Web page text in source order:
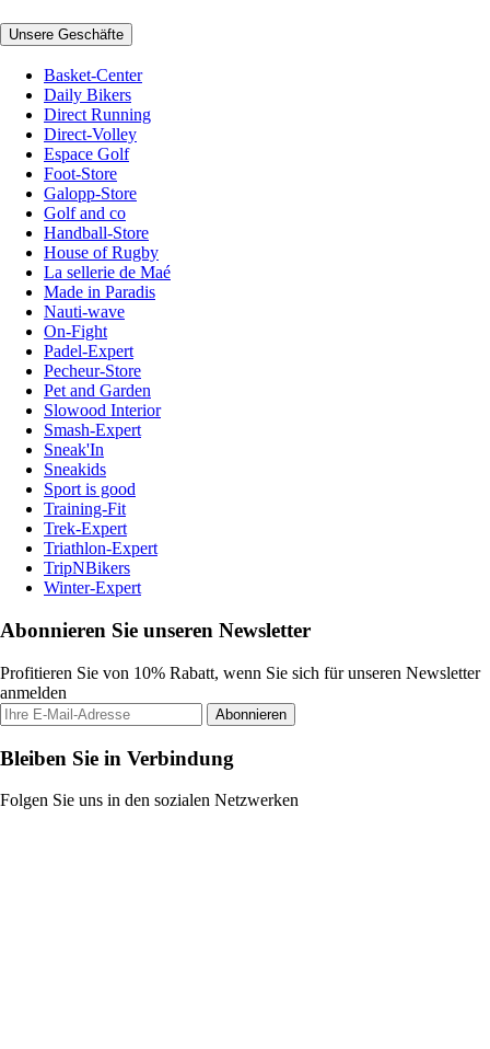
Unsere Geschäfte
Basket-Center
Daily Bikers
Direct Running
Direct-Volley
Espace Golf
Foot-Store
Galopp-Store
Golf and co
Handball-Store
House of Rugby
La sellerie de Maé
Made in Paradis
Nauti-wave
On-Fight
Padel-Expert
Pecheur-Store
Pet and Garden
Slowood Interior
Smash-Expert
Sneak'In
Sneakids
Sport is good
Training-Fit
Trek-Expert
Triathlon-Expert
TripNBikers
Winter-Expert
Abonnieren Sie unseren Newsletter
Profitieren Sie von 10% Rabatt, wenn Sie sich für unseren Newsletter
anmelden
Abonnieren
Bleiben Sie in Verbindung
Folgen Sie uns in den sozialen Netzwerken